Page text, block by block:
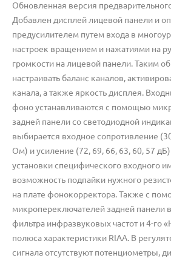
Обновленная версия
Добавлен дисплей лицевой панели и
предусилителем путем входа в
настроек вращением и нажатиями на
громкости на лицевой панели. Таким
настраивать баланс каналов,
канала, а также яркость дисплея.
фоно устанавливаются с помощью
задней панели со светодиодной
выбирается входное сопротивление
Ом) и усиление (72, 69, 66, 63, 60, 57
установки специфического входного
возможность подпайки нужного
на плате фонокорректора. Также с
микропереключателей задней панели
фильтра инфразвуковых частот и 4-го
полюса характеристики RIAA. В
сигнала отсутствуют потенциометры,